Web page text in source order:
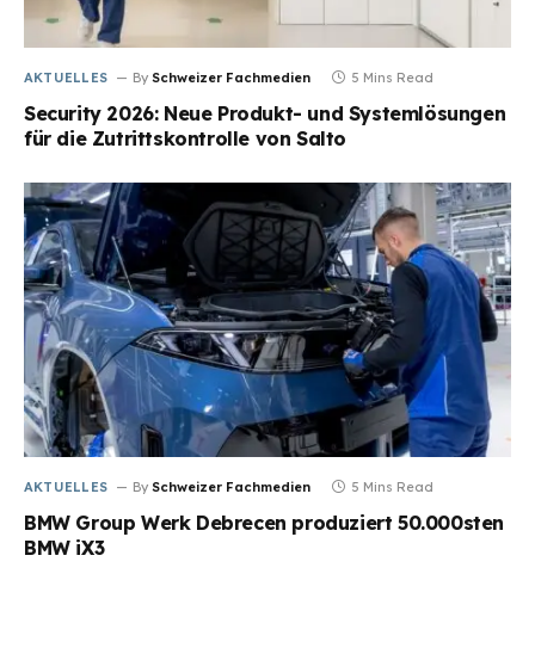
AKTUELLES By Schweizer Fachmedien 5 Mins Read
Security 2026: Neue Produkt- und Systemlösungen
für die Zutrittskontrolle von Salto
AKTUELLES By Schweizer Fachmedien 5 Mins Read
BMW Group Werk Debrecen produziert 50.000sten
BMW iX3